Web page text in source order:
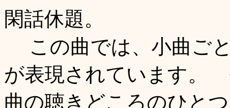
閑話休題。
この曲では、小曲ご
が表現されています。
曲の聴きどころのひと